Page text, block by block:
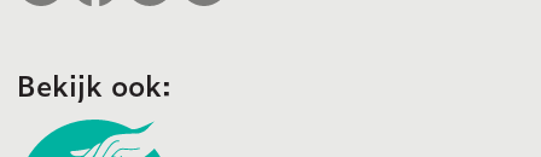
Bekijk ook: